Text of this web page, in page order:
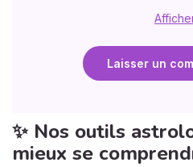
Laisser un
✨ Nos outils
mieux se